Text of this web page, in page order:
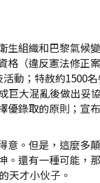
組織和巴黎氣候
（違反憲法修正
動；特赦約1500
巨大混亂後做出妥
錄取的原則；宣
意。但是，這麼多
還有一種可能，
天才小伙子。